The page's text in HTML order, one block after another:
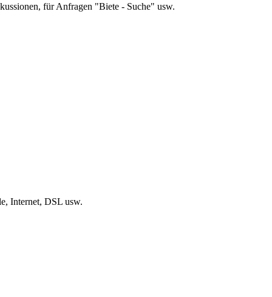
für Anfragen "Biete - Suche" usw.
Internet, DSL usw.